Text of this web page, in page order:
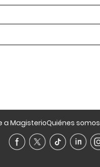
a MagisterioQuiénes somos